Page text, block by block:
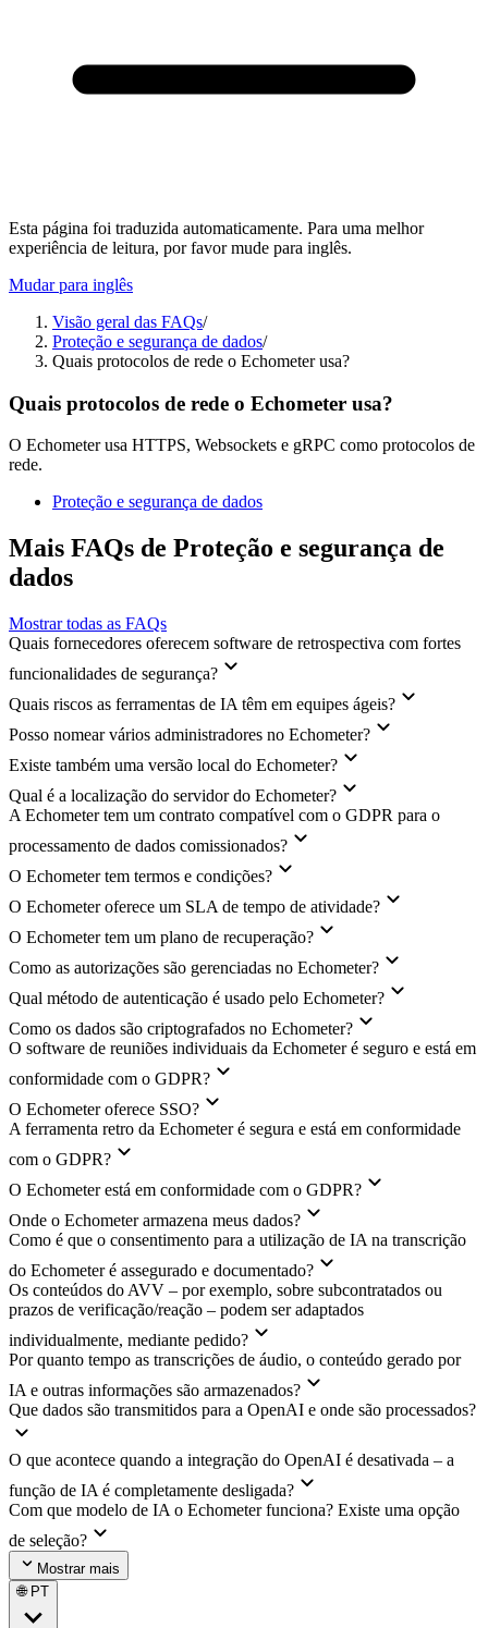
Esta página foi traduzida automaticamente. Para uma melhor
experiência de leitura, por favor mude para inglês.
Mudar para inglês
Visão geral das FAQs/
Proteção e segurança de dados/
Quais protocolos de rede o Echometer usa?
Quais protocolos de rede o Echometer usa?
O Echometer usa HTTPS, Websockets e gRPC como protocolos de
rede.
Proteção e segurança de dados
Mais FAQs de Proteção e segurança de
dados
Mostrar todas as FAQs
Quais fornecedores oferecem software de retrospectiva com fortes
funcionalidades de segurança?
Quais riscos as ferramentas de IA têm em equipes ágeis?
Posso nomear vários administradores no Echometer?
Existe também uma versão local do Echometer?
Qual é a localização do servidor do Echometer?
A Echometer tem um contrato compatível com o GDPR para o
processamento de dados comissionados?
O Echometer tem termos e condições?
O Echometer oferece um SLA de tempo de atividade?
O Echometer tem um plano de recuperação?
Como as autorizações são gerenciadas no Echometer?
Qual método de autenticação é usado pelo Echometer?
Como os dados são criptografados no Echometer?
O software de reuniões individuais da Echometer é seguro e está em
conformidade com o GDPR?
O Echometer oferece SSO?
A ferramenta retro da Echometer é segura e está em conformidade
com o GDPR?
O Echometer está em conformidade com o GDPR?
Onde o Echometer armazena meus dados?
Como é que o consentimento para a utilização de IA na transcrição
do Echometer é assegurado e documentado?
Os conteúdos do AVV – por exemplo, sobre subcontratados ou
prazos de verificação/reação – podem ser adaptados
individualmente, mediante pedido?
Por quanto tempo as transcrições de áudio, o conteúdo gerado por
IA e outras informações são armazenados?
Que dados são transmitidos para a OpenAI e onde são processados?
O que acontece quando a integração do OpenAI é desativada – a
função de IA é completamente desligada?
Com que modelo de IA o Echometer funciona? Existe uma opção
de seleção?
Mostrar mais
🌐 PT